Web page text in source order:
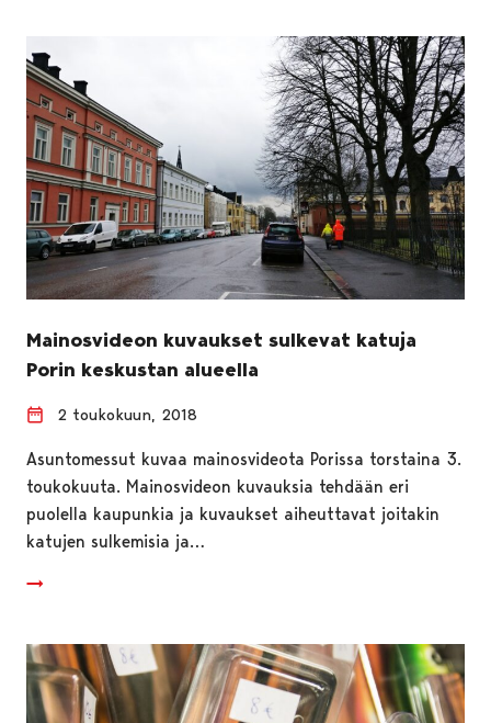
Mainosvideon kuvaukset sulkevat katuja
Porin keskustan alueella
2 toukokuun, 2018
Asuntomessut kuvaa mainosvideota Porissa torstaina 3.
toukokuuta. Mainosvideon kuvauksia tehdään eri
puolella kaupunkia ja kuvaukset aiheuttavat joitakin
katujen sulkemisia ja…